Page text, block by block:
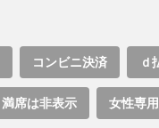
コンビニ決済 ｄ
満席は非表示 女性専